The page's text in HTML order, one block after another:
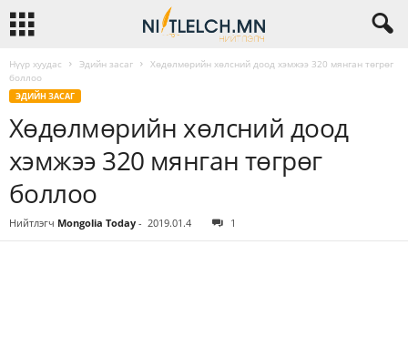
Нүүр хуудас Эдийн засаг
Хөдөлмөрийн хөлсний доод хэмжээ 320 мянган төгрөг
боллоо
ЭДИЙН ЗАСАГ
Хөдөлмөрийн хөлсний доод
хэмжээ 320 мянган төгрөг
боллоо
Нийтлэгч Mongolia Today - 2019.01.4 1